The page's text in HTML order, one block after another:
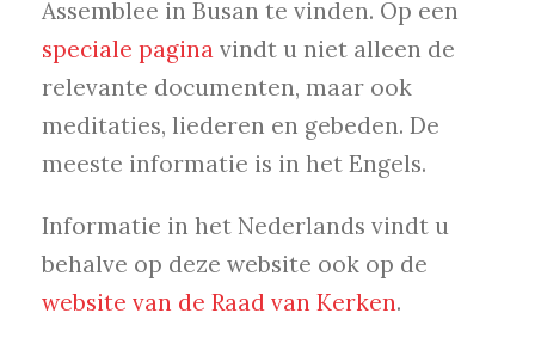
Assemblee in Busan te vinden. Op een
speciale pagina vindt u niet alleen de
relevante documenten, maar ook
meditaties, liederen en gebeden. De
meeste informatie is in het Engels.
Informatie in het Nederlands vindt u
behalve op deze website ook op de
website van de Raad van Kerken.